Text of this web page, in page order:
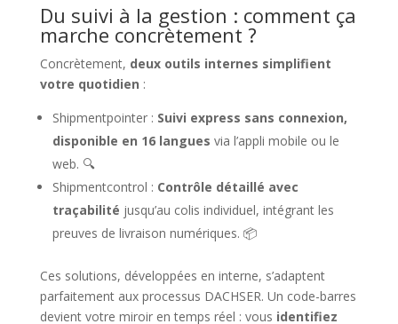
Du suivi à la gestion : comment ça
marche concrètement ?
Concrètement, deux outils internes simplifient
votre quotidien :
Shipmentpointer : Suivi express sans connexion,
disponible en 16 langues via l’appli mobile ou le
web. 🔍
Shipmentcontrol : Contrôle détaillé avec
traçabilité jusqu’au colis individuel, intégrant les
preuves de livraison numériques. 📦
Ces solutions, développées en interne, s’adaptent
parfaitement aux processus DACHSER. Un code-barres
devient votre miroir en temps réel : vous identifiez